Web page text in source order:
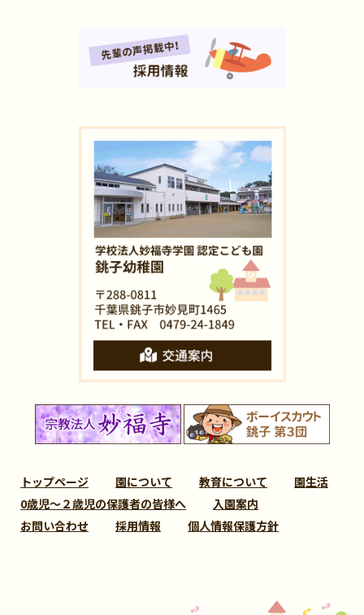
トップページ 園について 教育について
園生活
0歳児～２歳児の保護者の皆様へ
入園案内
お問い合わせ
採用情報 個人情報保護方針